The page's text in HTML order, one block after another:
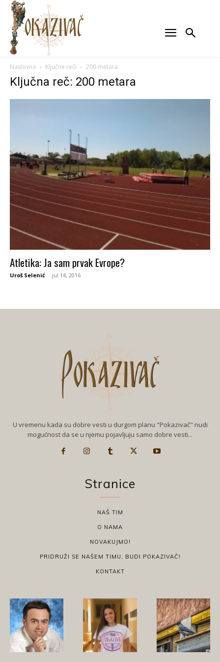
Naslovna Ključne reči 200 metara
Ključna reč: 200 metara
Atletika: Ja sam prvak Evrope?
Uroš Selenić - jul 14, 2016
U vremenu kada su dobre vesti u durgom planu "Pokazivač" nudi
mogućnost da se u njemu pojavljuju samo dobre vesti...
Stranice
NAŠ TIM
O NAMA
NOVAKUJMO!
PRIDRUŽI SE NAŠEM TIMU, BUDI POKAZIVAČ!
KONTAKT